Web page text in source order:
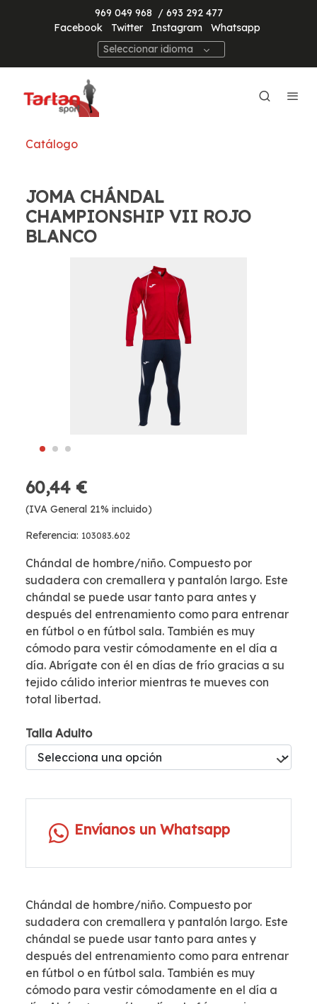
969 049 968 / 693 292 477
Facebook
Twitter Instagram
Whatsapp
Seleccionar idioma
Catálogo
JOMA CHÁNDAL
CHAMPIONSHIP VII ROJO
BLANCO
60,44 €
(IVA General 21% incluido)
Referencia: 103083.602
Chándal de hombre/niño. Compuesto por
sudadera con cremallera y pantalón largo. Este
chándal se puede usar tanto para antes y
después del entrenamiento como para entrenar
en fútbol o en fútbol sala. También es muy
cómodo para vestir cómodamente en el día a
día. Abrígate con él en días de frío gracias a su
tejido cálido interior mientras te mueves con
total libertad.
Talla Adulto
Envíanos un Whatsapp
Chándal de hombre/niño. Compuesto por
sudadera con cremallera y pantalón largo. Este
chándal se puede usar tanto para antes y
después del entrenamiento como para entrenar
en fútbol o en fútbol sala. También es muy
cómodo para vestir cómodamente en el día a